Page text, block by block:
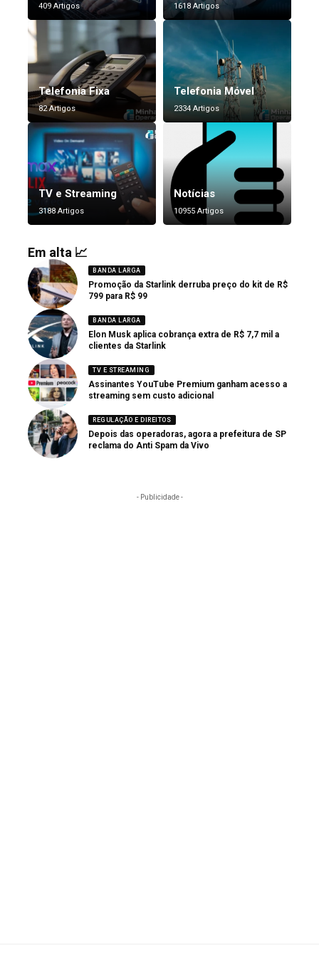
409 Artigos 1618 Artigos
Telefonia Fixa
82 Artigos
Telefonia Móvel
2334 Artigos
TV e Streaming
3188 Artigos
Notícias
10955 Artigos
Em alta 📈
BANDA LARGA
Promoção da Starlink derruba preço do kit de R$
799 para R$ 99
BANDA LARGA
Elon Musk aplica cobrança extra de R$ 7,7 mil a
clientes da Starlink
TV E STREAMING
Assinantes YouTube Premium ganham acesso a
streaming sem custo adicional
REGULAÇÃO E DIREITOS
Depois das operadoras, agora a prefeitura de SP
reclama do Anti Spam da Vivo
- Publicidade -